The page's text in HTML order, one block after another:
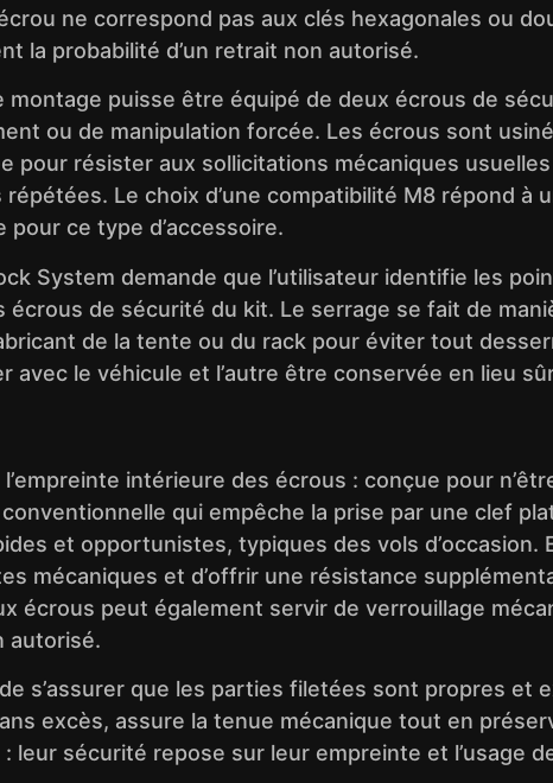
ne correspond pas aux clés hexagonales ou
la probabilité d’un retrait non autorisé.
puisse être équipé de deux écrous de
ou de manipulation forcée. Les écrous sont
résister aux sollicitations mécaniques
Le choix d’une compatibilité M8 répond à
ce type d’accessoire.
System demande que l’utilisateur identifie les
écrous de sécurité du kit. Le serrage se fait de
de la tente ou du rack pour éviter tout
avec le véhicule et l’autre être conservée en lieu
intérieure des écrous : conçue pour
qui empêche la prise par une clef
et opportunistes, typiques des vols d’occasion.
mécaniques et d’offrir une résistance
écrous peut également servir de verrouillage
autorisé.
s’assurer que les parties filetées sont propres et
excès, assure la tenue mécanique tout en
leur sécurité repose sur leur empreinte et l’usage